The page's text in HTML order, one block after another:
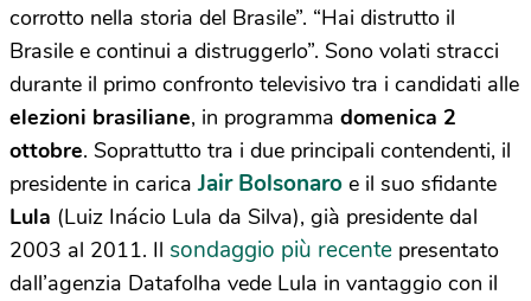
corrotto nella storia del Brasile”. “Hai distrutto il
Brasile e continui a distruggerlo”. Sono volati stracci
durante il primo confronto televisivo tra i candidati alle
elezioni brasiliane, in programma domenica 2
ottobre. Soprattutto tra i due principali contendenti, il
presidente in caricaJair Bolsonaro e il suo sfidante
Lula (Luiz Inácio Lula da Silva), già presidente dal
2003 al 2011. Il sondaggio più recente presentato
dall’agenzia Datafolha vede Lula in vantaggio con il